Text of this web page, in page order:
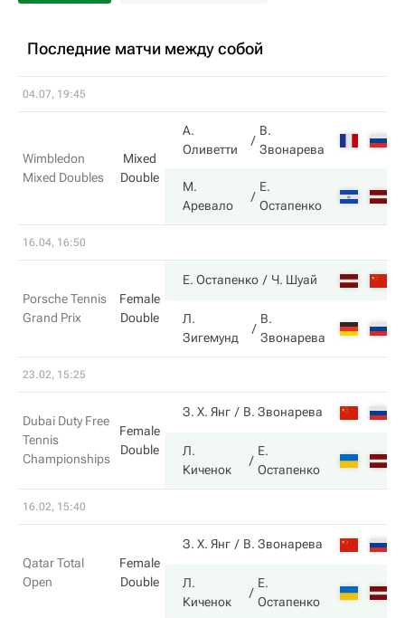
Последние матчи между собой
04.07, 19:45
Wimbledon
Mixed Doubles
Mixed
Double
А.
Оливетти
В.
Звонарева
М.
Аревало
Е.
Остапенко
16.04, 16:50
Porsche Tennis
Grand Prix
Female
Double
Е. Остапенко Ч. Шуай
Л.
Зигемунд
В.
Звонарева
23.02, 15:25
Dubai Duty Free
Tennis
Championships
Female
Double
З. Х. Янг В. Звонарева
Л.
Киченок
Е.
Остапенко
16.02, 15:40
Qatar Total
Open
Female
Double
З. Х. Янг В. Звонарева
Л.
Киченок
Е.
Остапенко